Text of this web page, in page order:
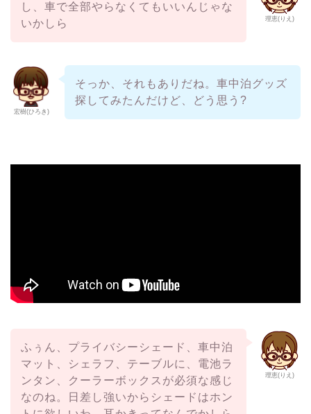
理恵(りえ)
し、車で全部やらなくてもいいんじゃな
いかしら
宏樹(ひろき)
そっか、それもありだね。車中泊グッズ
探してみたんだけど、どう思う?
理恵(りえ)
ふぅん、プライバシーシェード、車中泊
マット、シェラフ、テーブルに、電池ラ
ンタン、クーラーボックスが必須な感じ
なのね。日差し強いからシェードはホン